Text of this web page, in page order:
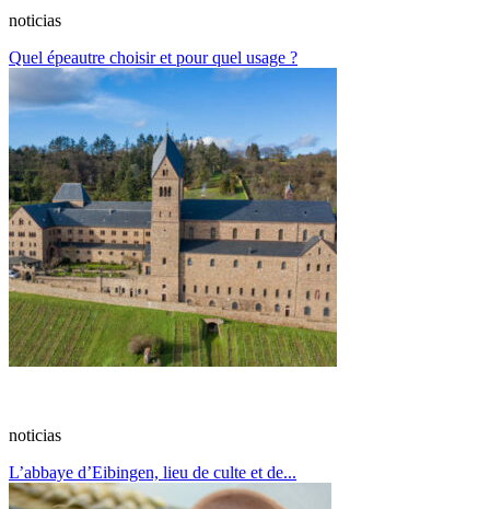
noticias
Quel épeautre choisir et pour quel usage ?
noticias
L’abbaye d’Eibingen, lieu de culte et de...